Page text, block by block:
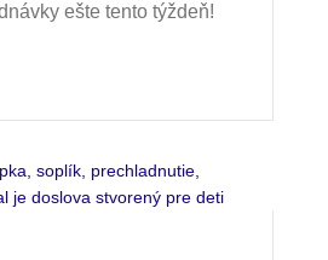
ešte tento týždeň!